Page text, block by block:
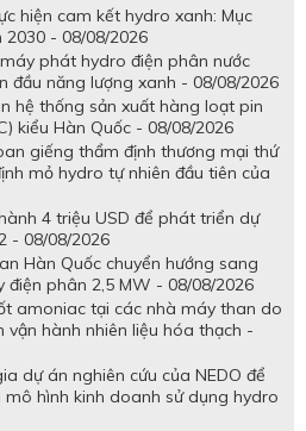
hiện cam kết hydro xanh: Mục
- 08/08/2026
phát hydro điện phân nước
đầu năng lượng xanh - 08/08/2026
hệ thống sản xuất hàng loạt pin
kiểu Hàn Quốc - 08/08/2026
giếng thẩm định thương mại thứ
mỏ hydro tự nhiên đầu tiên của
4 triệu USD để phát triển dự
- 08/08/2026
Hàn Quốc chuyển hướng sang
phân 2,5 MW - 08/08/2026
amoniac tại các nhà máy than do
hành nhiên liệu hóa thạch -
dự án nghiên cứu của NEDO để
hình kinh doanh sử dụng hydro